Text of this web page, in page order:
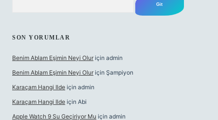
SON YORUMLAR
Benim Ablam Eşimin Neyi Olur için admin
Benim Ablam Eşimin Neyi Olur için Şampiyon
Karaçam Hangi Ilde için admin
Karaçam Hangi Ilde için Abi
Apple Watch 9 Su Geçiriyor Mu için admin